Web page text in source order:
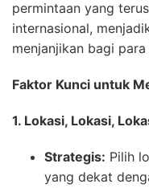
permintaan yang
internasional,
menjanjikan bagi
Faktor Kunci untuk
1. Lokasi, Lokasi,
Strategis: Pilih
yang dekat